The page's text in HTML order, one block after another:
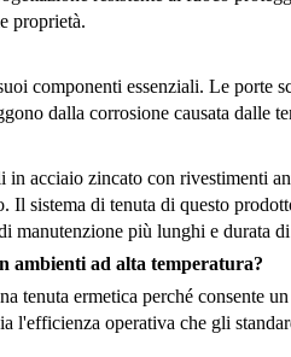
proprietà.
componenti essenziali. Le porte
dalla corrosione causata dalle
acciaio zincato con rivestimenti
sistema di tenuta di questo
manutenzione più lunghi e durata
ambienti ad alta temperatura?
tenuta ermetica perché consente
l'efficienza operativa che gli